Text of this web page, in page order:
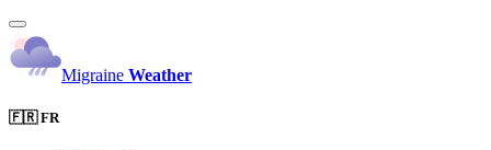
Migraine Weather
🇫🇷 FR